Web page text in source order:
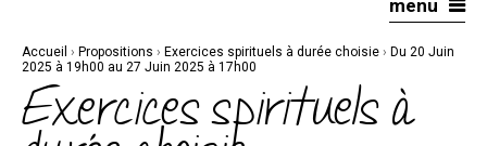
navigation
menu
Accueil › Propositions › Exercices spirituels à durée choisie › Du 20 Juin
2025 à 19h00 au 27 Juin 2025 à 17h00
Exercices spirituels à